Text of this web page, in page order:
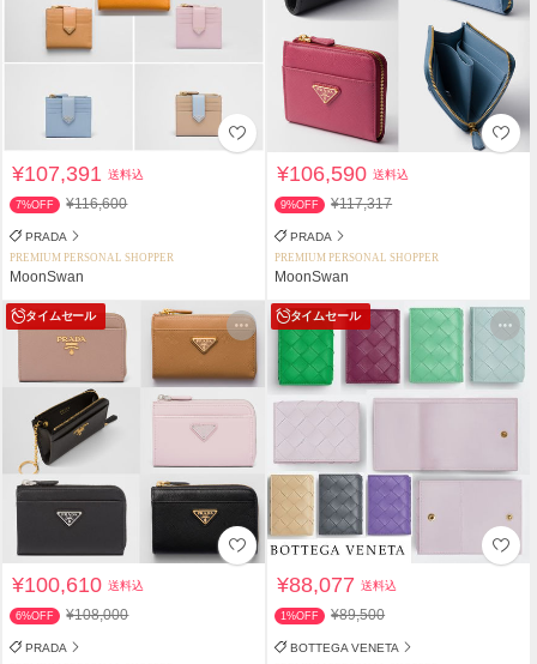
¥107,391送料込
7%OFF ¥116,600
PRADA
PREMIUM PERSONAL SHOPPER
MoonSwan
¥106,590送料込
9%OFF ¥117,317
PRADA
PREMIUM PERSONAL SHOPPER
MoonSwan
タイムセール
¥100,610送料込
6%OFF ¥108,000
PRADA
タイムセール
¥88,077送料込
1%OFF ¥89,500
BOTTEGA VENETA